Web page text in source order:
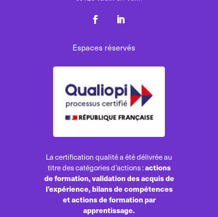
La certification qualité a été délivrée au
titre des catégories d’actions :actions
de formation, validation des acquis de
l’expérience, bilans de compétences
et actions de formation par
apprentissage.
Espaces réservés